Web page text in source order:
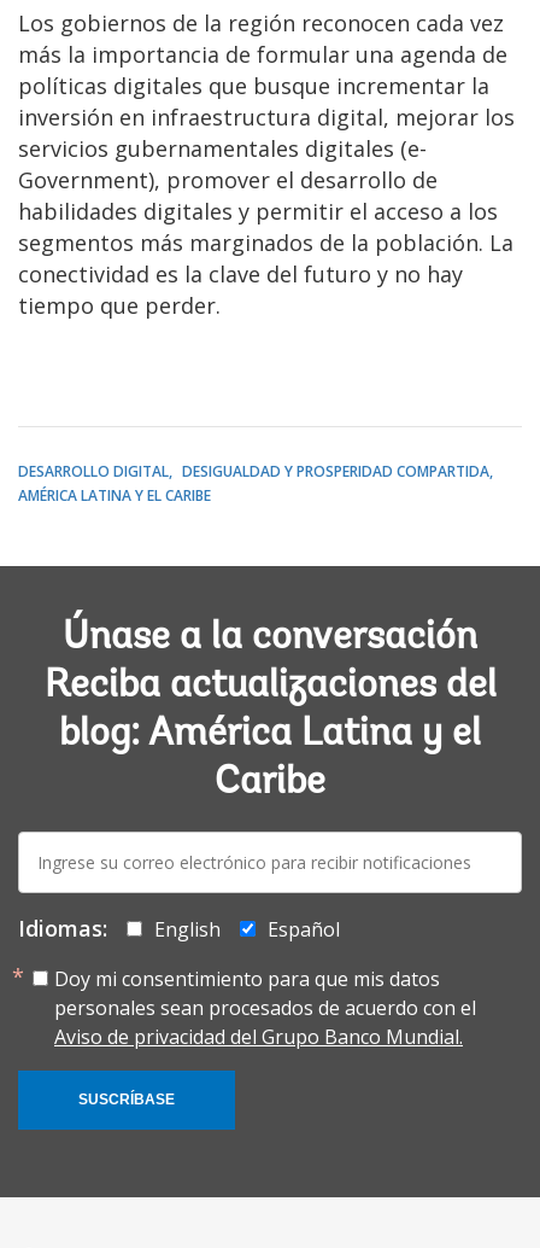
Los gobiernos de la región reconocen cada vez
más la importancia de formular una agenda de
políticas digitales que busque incrementar la
inversión en infraestructura digital, mejorar los
servicios gubernamentales digitales (e-
Government), promover el desarrollo de
habilidades digitales y permitir el acceso a los
segmentos más marginados de la población. La
conectividad es la clave del futuro y no hay
tiempo que perder.
DESARROLLO DIGITAL
DESIGUALDAD Y PROSPERIDAD COMPARTIDA
AMÉRICA LATINA Y EL CARIBE
Únase a la conversación
Reciba actualizaciones del
blog: América Latina y el
Caribe
mail:
Idiomas: English
Español
Doy mi consentimiento para que mis datos
personales sean procesados de acuerdo con el
Aviso de privacidad del Grupo Banco Mundial.
SUSCRÍBASE